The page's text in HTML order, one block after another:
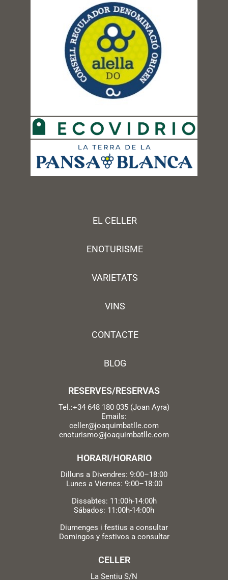
EL CELLER
ENOTURISME
VARIETATS
VINS
CONTACTE
BLOG
RESERVES/RESERVAS
Tel.:+34 648 180 035 (Joan Ayra)
Emails:
celler@joaquimbatlle.com
enoturismo@joaquimbatlle.com
HORARI/HORARIO
Dilluns a Divendres: 9:00–18:00
Lunes a Viernes: 9:00–18:00
Dissabtes: 11:00h-14:00h
Sábados: 11:00h-14:00h
Diumenges i festius a consultar
Domingos y festivos a consultar
CELLER
La Sentiu S/N